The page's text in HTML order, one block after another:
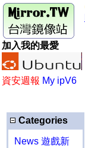
加入我的最愛
資安週報 My ipV6
Categories
News 遊戲新